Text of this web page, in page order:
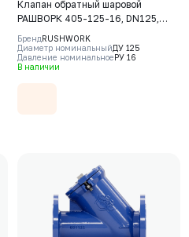
Клапан обратный шаровой
РАШВОРК 405-125-16, DN125,
PN16, корпус - GJS-400-15
(GGG40), шар - алюминий,
покрытие шара - NBR, Ф/Ф
БрендRUSHWORK
Диаметр номинальныйДУ 125
Давление номинальноеРУ 16
В наличии